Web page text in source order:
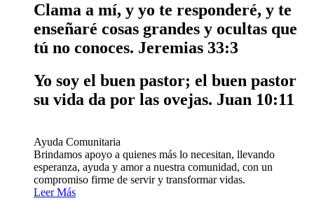
Clama a mí, y yo te responderé, y te
enseñaré cosas grandes y ocultas que
tú no conoces. Jeremias 33:3
Yo soy el buen pastor; el buen pastor
su vida da por las ovejas. Juan 10:11
Ayuda Comunitaria
Brindamos apoyo a quienes más lo necesitan, llevando
esperanza, ayuda y amor a nuestra comunidad, con un
compromiso firme de servir y transformar vidas.
Leer Más